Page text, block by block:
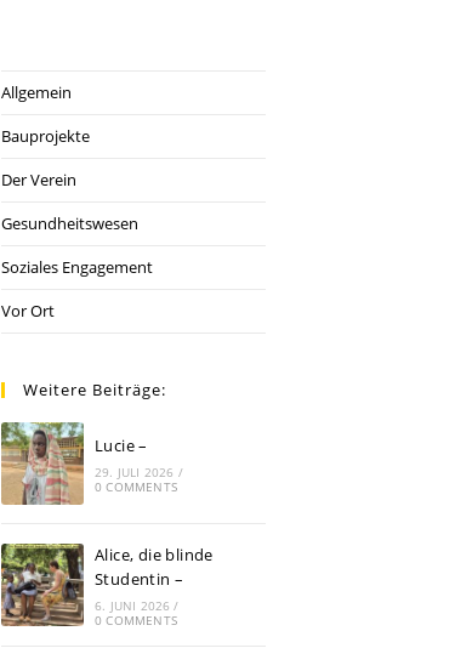
Allgemein
Bauprojekte
Der Verein
Gesundheitswesen
Soziales Engagement
Vor Ort
Weitere Beiträge:
Lucie –
29. JULI 2026 /
0 COMMENTS
Alice, die blinde
Studentin –
6. JUNI 2026 /
0 COMMENTS